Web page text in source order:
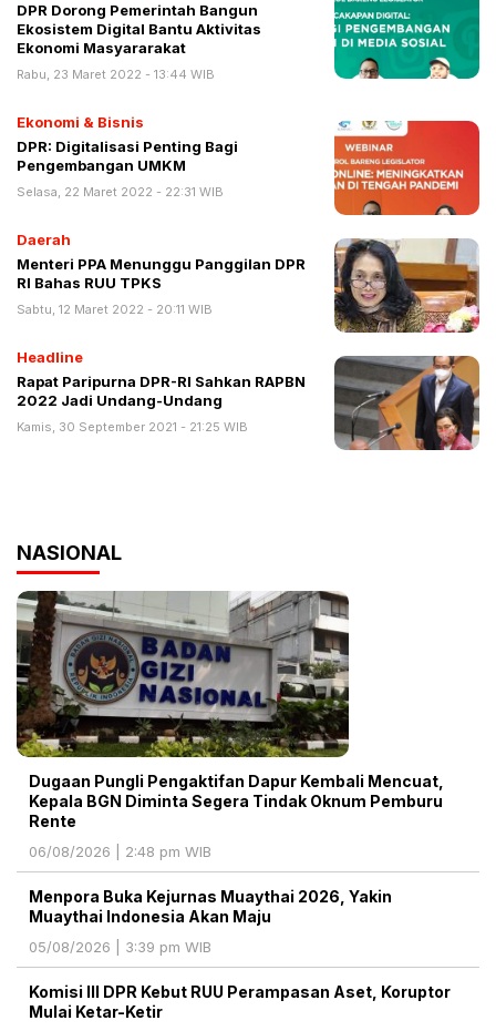
DPR Dorong Pemerintah Bangun
Ekosistem Digital Bantu Aktivitas
Ekonomi Masyararakat
Rabu, 23 Maret 2022 - 13:44 WIB
Ekonomi & Bisnis
DPR: Digitalisasi Penting Bagi
Pengembangan UMKM
Selasa, 22 Maret 2022 - 22:31 WIB
Daerah
Menteri PPA Menunggu Panggilan DPR
RI Bahas RUU TPKS
Sabtu, 12 Maret 2022 - 20:11 WIB
Headline
Rapat Paripurna DPR-RI Sahkan RAPBN
2022 Jadi Undang-Undang
Kamis, 30 September 2021 - 21:25 WIB
NASIONAL
Dugaan Pungli Pengaktifan Dapur Kembali Mencuat,
Kepala BGN Diminta Segera Tindak Oknum Pemburu
Rente
06/08/2026 | 2:48 pm WIB
Menpora Buka Kejurnas Muaythai 2026, Yakin
Muaythai Indonesia Akan Maju
05/08/2026 | 3:39 pm WIB
Komisi III DPR Kebut RUU Perampasan Aset, Koruptor
Mulai Ketar-Ketir